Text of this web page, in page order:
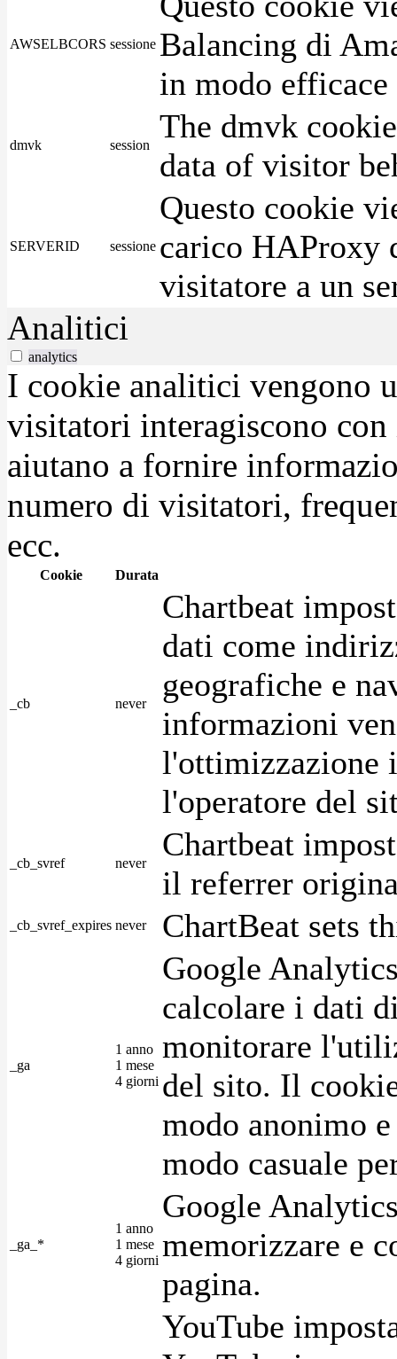
AWSELBCORS sessione Balancing di
in modo
dmvk session
The dmvk
data of visitor
SERVERID sessione
Questo cookie
carico HAProxy
visitatore a un
Analitici
analytics
I cookie analitici vengono
visitatori interagiscono
aiutano a fornire
numero di visitatori,
ecc.
Cookie Durata
_cb never
Chartbeat
dati come
geografiche e
informazioni
l'ottimizzazione
l'operatore del
_cb_svref never
Chartbeat
il referrer
_cb_svref_expires never ChartBeat sets
_ga
1 anno
1 mese
4 giorni
Google
calcolare i dati
monitorare
del sito. Il
modo anonimo
modo casuale
_ga_*
1 anno
1 mese
4 giorni
Google
memorizzare e
pagina.
YouTube